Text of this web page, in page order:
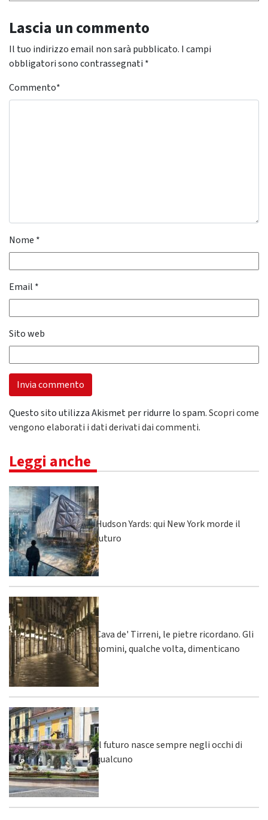
Lascia un commento
Il tuo indirizzo email non sarà pubblicato. I campi
obbligatori sono contrassegnati *
Commento*
Nome *
Email *
Sito web
Questo sito utilizza Akismet per ridurre lo spam.Scopri come
vengono elaborati i dati derivati dai commenti.
Leggi anche
Hudson Yards: qui New York morde il
futuro
Cava de' Tirreni, le pietre ricordano. Gli
uomini, qualche volta, dimenticano
Il futuro nasce sempre negli occhi di
qualcuno